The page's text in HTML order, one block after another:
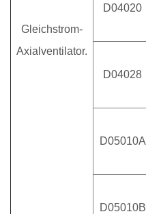
Gleichstrom-
Axialventilator.
D04020
D04028
D05010A
D05010B